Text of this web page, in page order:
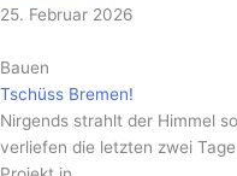
25. Februar 2026
Bauen
Tschüss Bremen!
Nirgends strahlt der Himmel
verliefen die letzten zwei